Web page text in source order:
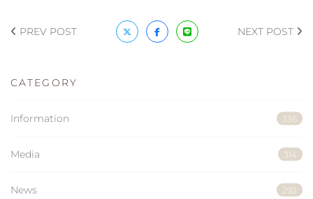
PREV POST NEXT POST
CATEGORY
Information 336
Media 314
News 292